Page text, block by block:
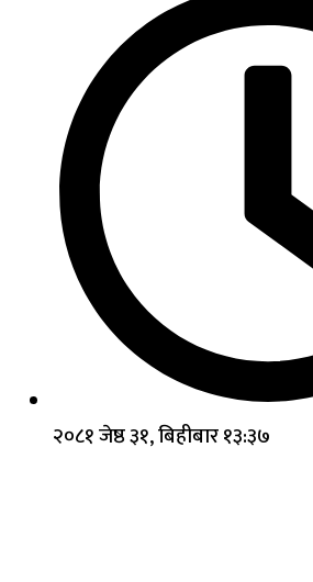
२०८१ जेष्ठ ३१, बिहीबार १३:३७